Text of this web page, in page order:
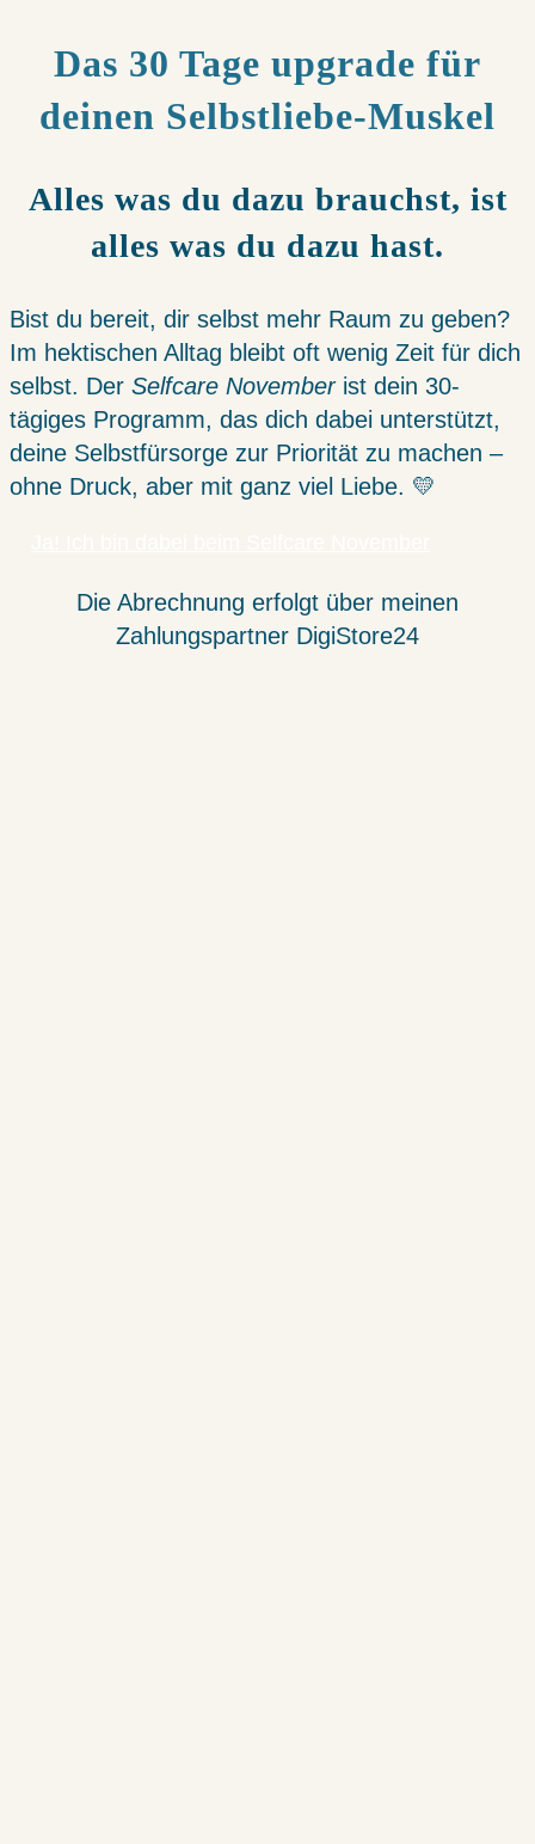
Das 30 Tage upgrade für
deinen Selbstliebe-Muskel
Alles was du dazu brauchst, ist
alles was du dazu hast.
Bist du bereit, dir selbst mehr Raum zu geben?
Im hektischen Alltag bleibt oft wenig Zeit für dich
selbst. Der Selfcare Novemberist dein 30-
tägiges Programm, das dich dabei unterstützt,
deine Selbstfürsorge zur Priorität zu machen –
ohne Druck, aber mit ganz viel Liebe. 💛
Die Abrechnung erfolgt über meinen
Zahlungspartner DigiStore24